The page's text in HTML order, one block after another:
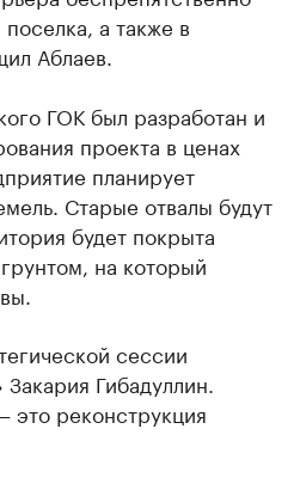
а также в
Аблаев.
ГОК был разработан и
проекта в ценах
планирует
Старые отвалы будут
будет покрыта
на который
сессии
Гибадуллин.
реконструкция